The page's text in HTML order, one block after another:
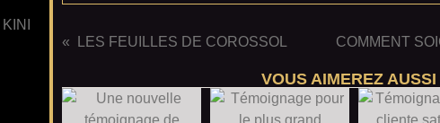
LES FEUILLES DE COROSSOL COMMENT
VOUS AIMEREZ AUSSI